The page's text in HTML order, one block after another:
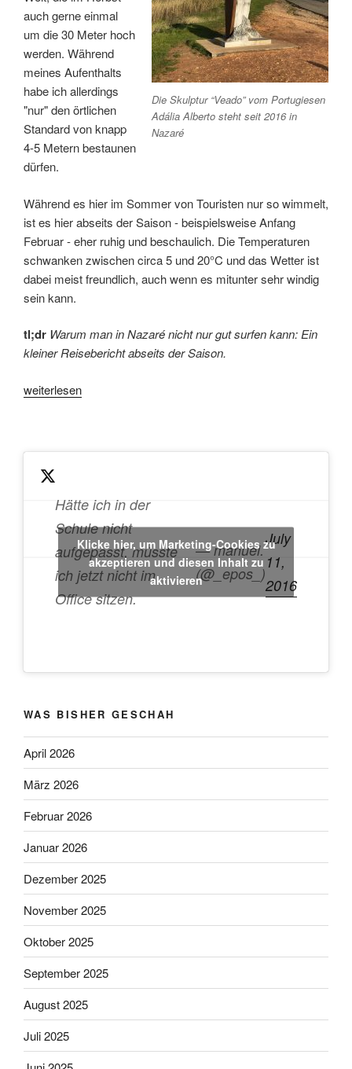
Die Skulptur “Veado” vom Portugiesen
Adália Alberto steht seit 2016 in
Nazaré
auch gerne einmal
um die 30 Meter hoch
werden. Während
meines Aufenthalts
habe ich allerdings
"nur" den örtlichen
Standard von knapp
4-5 Metern bestaunen
dürfen.
Während es hier im Sommer von Touristen nur so wimmelt,
ist es hier abseits der Saison - beispielsweise Anfang
Februar - eher ruhig und beschaulich. Die Temperaturen
schwanken zwischen circa 5 und 20°C und das Wetter ist
dabei meist freundlich, auch wenn es mitunter sehr windig
sein kann.
tl;dr Warum man in Nazaré nicht nur gut surfen kann: Ein
kleiner Reisebericht abseits der Saison.
„Projekt-
weiterlesen
Hätte ich in der
Schule nicht
aufgepasst, müsste
ich jetzt nicht im
Office sitzen.
— manuel.
(@_epos_)
July
11,
2016
Klicke hier, um Marketing-Cookies zu
akzeptieren und diesen Inhalt zu
aktivieren
WAS BISHER GESCHAH
April 2026
März 2026
Februar 2026
Januar 2026
Dezember 2025
November 2025
Oktober 2025
September 2025
August 2025
Juli 2025